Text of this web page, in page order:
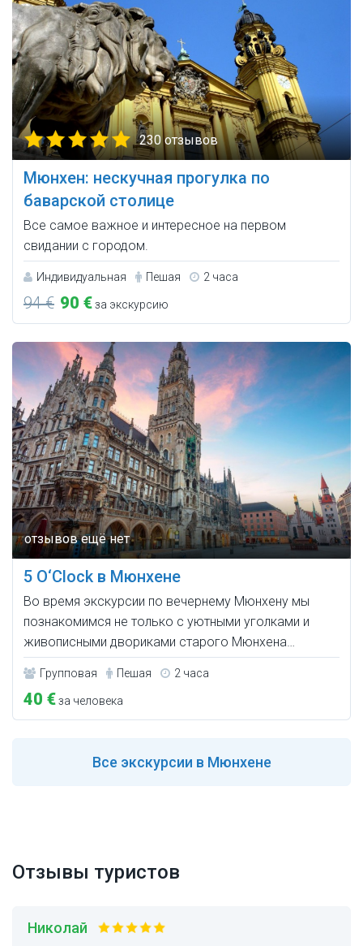
230 отзывов
Мюнхен: нескучная прогулка по
баварской столице
Все самое важное и интересное на первом
свидании с городом.
Индивидуальная Пешая 2 часа
94 € 90 €за экскурсию
5 O‘Clock в Мюнхене
Во время экскурсии по вечернему Мюнхену мы
познакомимся не только с уютными уголками и
живописными двориками старого Мюнхена…
Групповая Пешая 2 часа
40 €за человека
Все экскурсии в Мюнхене
Отзывы туристов
Николай